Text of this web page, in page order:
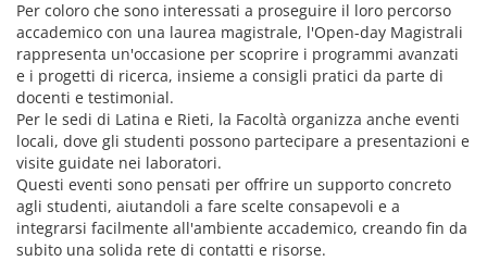
Per coloro che sono interessati a proseguire il loro percorso
accademico con una laurea magistrale, l'Open-day Magistrali
rappresenta un'occasione per scoprire i programmi avanzati
e i progetti di ricerca, insieme a consigli pratici da parte di
docenti e testimonial.
Per le sedi di Latina e Rieti, la Facoltà organizza anche eventi
locali, dove gli studenti possono partecipare a presentazioni e
visite guidate nei laboratori.
Questi eventi sono pensati per offrire un supporto concreto
agli studenti, aiutandoli a fare scelte consapevoli e a
integrarsi facilmente all'ambiente accademico, creando fin da
subito una solida rete di contatti e risorse.